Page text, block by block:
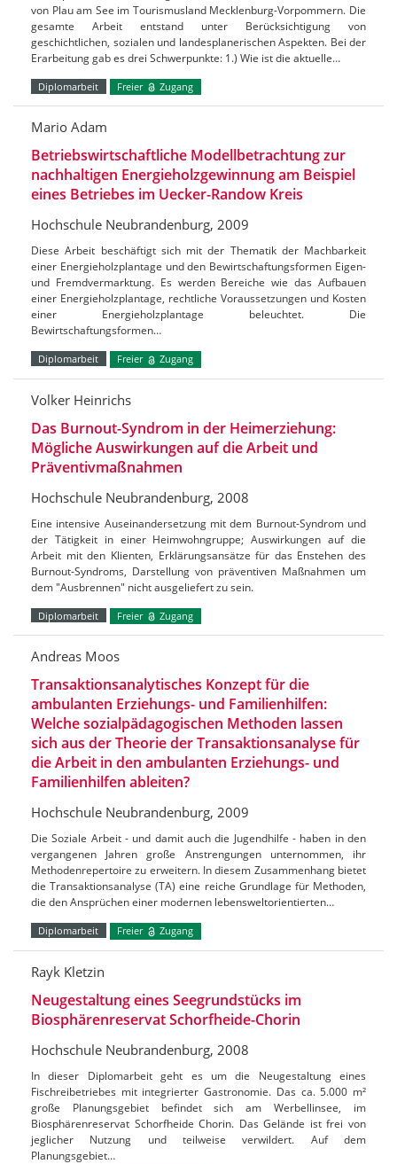
von Plau am See im Tourismusland Mecklenburg-Vorpommern. Die
gesamte Arbeit entstand unter Berücksichtigung von
geschichtlichen, sozialen und landesplanerischen Aspekten. Bei der
Erarbeitung gab es drei Schwerpunkte: 1.) Wie ist die aktuelle…
Diplomarbeit Freier Zugang
Mario Adam
Betriebswirtschaftliche Modellbetrachtung zur
nachhaltigen Energieholzgewinnung am Beispiel
eines Betriebes im Uecker-Randow Kreis
Hochschule Neubrandenburg, 2009
Diese Arbeit beschäftigt sich mit der Thematik der Machbarkeit
einer Energieholzplantage und den Bewirtschaftungsformen Eigen-
und Fremdvermarktung. Es werden Bereiche wie das Aufbauen
einer Energieholzplantage, rechtliche Voraussetzungen und Kosten
einer Energieholzplantage beleuchtet. Die
Bewirtschaftungsformen…
Diplomarbeit Freier Zugang
Volker Heinrichs
Das Burnout-Syndrom in der Heimerziehung:
Mögliche Auswirkungen auf die Arbeit und
Präventivmaßnahmen
Hochschule Neubrandenburg, 2008
Eine intensive Auseinandersetzung mit dem Burnout-Syndrom und
der Tätigkeit in einer Heimwohngruppe; Auswirkungen auf die
Arbeit mit den Klienten, Erklärungsansätze für das Enstehen des
Burnout-Syndroms, Darstellung von präventiven Maßnahmen um
dem "Ausbrennen" nicht ausgeliefert zu sein.
Diplomarbeit Freier Zugang
Andreas Moos
Transaktionsanalytisches Konzept für die
ambulanten Erziehungs- und Familienhilfen:
Welche sozialpädagogischen Methoden lassen
sich aus der Theorie der Transaktionsanalyse für
die Arbeit in den ambulanten Erziehungs- und
Familienhilfen ableiten?
Hochschule Neubrandenburg, 2009
Die Soziale Arbeit - und damit auch die Jugendhilfe - haben in den
vergangenen Jahren große Anstrengungen unternommen, ihr
Methodenrepertoire zu erweitern. In diesem Zusammenhang bietet
die Transaktionsanalyse (TA) eine reiche Grundlage für Methoden,
die den Ansprüchen einer modernen lebensweltorientierten…
Diplomarbeit Freier Zugang
Rayk Kletzin
Neugestaltung eines Seegrundstücks im
Biosphärenreservat Schorfheide-Chorin
Hochschule Neubrandenburg, 2008
In dieser Diplomarbeit geht es um die Neugestaltung eines
Fischreibetriebes mit integrierter Gastronomie. Das ca. 5.000 m²
große Planungsgebiet befindet sich am Werbellinsee, im
Biosphärenreservat Schorfheide Chorin. Das Gelände ist frei von
jeglicher Nutzung und teilweise verwildert. Auf dem
Planungsgebiet…